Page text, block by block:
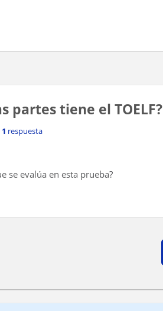
partes tiene el TOELF?
1 respuesta
se evalúa en esta prueba?